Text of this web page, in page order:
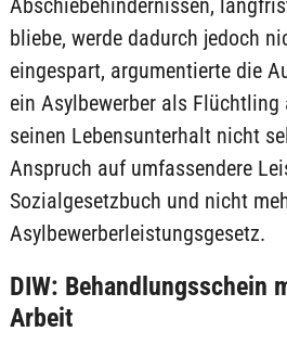
Abschiebehindernissen,
bliebe, werde dadurch jedoch
eingespart, argumentierte die
ein Asylbewerber als
seinen Lebensunterhalt nicht
Anspruch auf umfassendere
Sozialgesetzbuch und nicht
Asylbewerberleistungsgesetz.
DIW: Behandlungsschein
Arbeit